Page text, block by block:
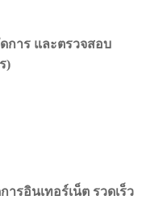
การ และตรวจสอบ
)
รอินเทอร์เน็ต รวดเร็ว